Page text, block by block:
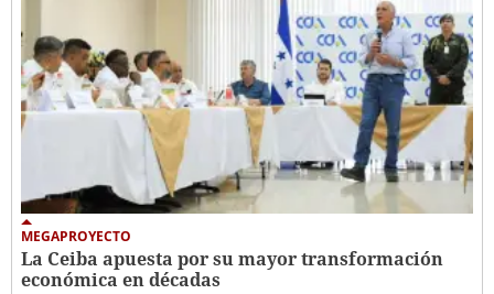
MEGAPROYECTO
La Ceiba apuesta por su mayor transformación
económica en décadas